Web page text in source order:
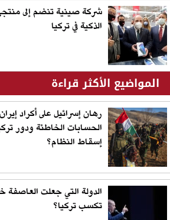
شركة صينية تنضم إلى
الذكية في تركيا
المواضيع الأكثر قراءة
رهان إسرائيل على أكراد
الحسابات الخاطئة ودور
إسقاط النظام؟
الدولة التي جعلت العاصفة
تكسب تركيا؟